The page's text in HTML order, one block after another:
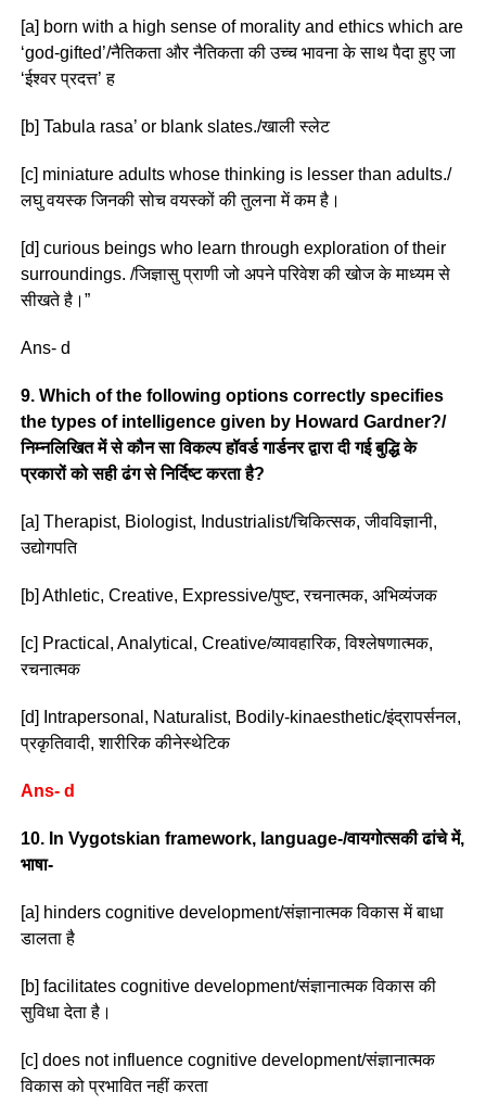
[a] born with a high sense of morality and ethics which are
‘god-gifted’/नैतिकता और नैतिकता की उच्च भावना के साथ पैदा हुए जा
‘ईश्वर प्रदत्त’ ह
[b] Tabula rasa’ or blank slates./खाली स्लेट
[c] miniature adults whose thinking is lesser than adults./
लघु वयस्क जिनकी सोच वयस्कों की तुलना में कम है।
[d] curious beings who learn through exploration of their
surroundings. /जिज्ञासु प्राणी जो अपने परिवेश की खोज के माध्यम से
सीखते है।”
Ans- d
9. Which of the following options correctly specifies
the types of intelligence given by Howard Gardner?/
निम्नलिखित में से कौन सा विकल्प हॉवर्ड गार्डनर द्वारा दी गई बुद्धि के
प्रकारों को सही ढंग से निर्दिष्ट करता है?
[a] Therapist, Biologist, Industrialist/चिकित्सक, जीवविज्ञानी,
उद्योगपति
[b] Athletic, Creative, Expressive/पुष्ट, रचनात्मक, अभिव्यंजक
[c] Practical, Analytical, Creative/व्यावहारिक, विश्लेषणात्मक,
रचनात्मक
[d] Intrapersonal, Naturalist, Bodily-kinaesthetic/इंद्रापर्सनल,
प्रकृतिवादी, शारीरिक कीनेस्थेटिक
Ans- d
10. In Vygotskian framework, language-/वायगोत्सकी ढांचे में,
भाषा-
[a] hinders cognitive development/संज्ञानात्मक विकास में बाधा
डालता है
[b] facilitates cognitive development/संज्ञानात्मक विकास की
सुविधा देता है।
[c] does not influence cognitive development/संज्ञानात्मक
विकास को प्रभावित नहीं करता